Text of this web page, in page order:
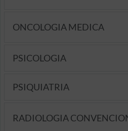
ONCOLOGIA MEDICA
PSICOLOGIA
PSIQUIATRIA
RADIOLOGIA